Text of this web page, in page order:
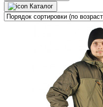
Каталог